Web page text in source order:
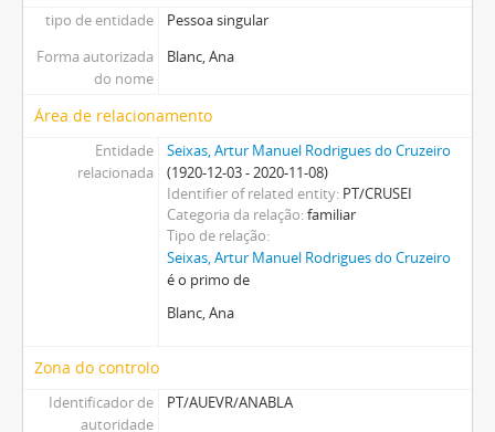
tipo de entidade
Pessoa singular
Forma autorizada
do nome
Blanc, Ana
Área de relacionamento
Entidade
relacionada
Seixas, Artur Manuel Rodrigues do Cruzeiro
(1920-12-03 - 2020-11-08)
Identifier of related entity PT/CRUSEI
Categoria da relação familiar
Tipo de relação
Seixas, Artur Manuel Rodrigues do Cruzeiro
é o primo de
Blanc, Ana
Zona do controlo
Identificador de
autoridade
PT/AUEVR/ANABLA